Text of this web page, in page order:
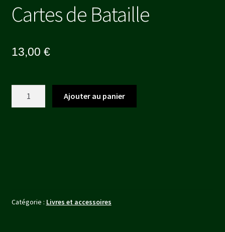
Cartes de Bataille
13,00 €
Ajouter au panier
Catégorie : Livres et accessoires